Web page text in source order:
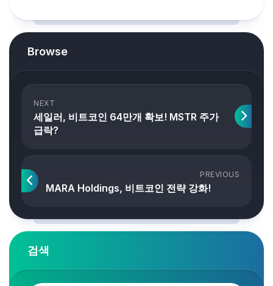
Browse
NEXT
세일러, 비트코인 64만개 확보! MSTR 주가
급락?
PREVIOUS
MARA Holdings, 비트코인 전략 강화!
검색